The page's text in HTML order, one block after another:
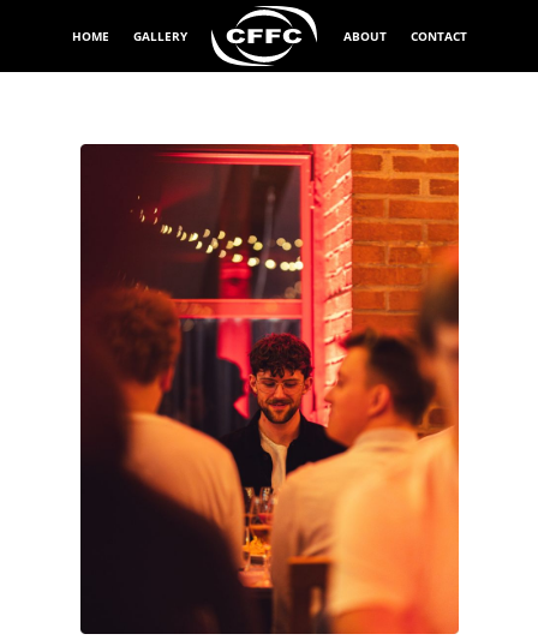
HOME GALLERY ABOUT CONTACT
Exponeringstid
1/160 sek